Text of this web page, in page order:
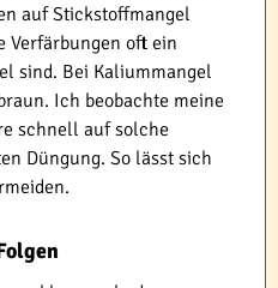
auf Stickstoffmangel
Verfärbungen oft ein
sind. Bei Kaliummangel
Ich beobachte meine
schnell auf solche
Düngung. So lässt sich